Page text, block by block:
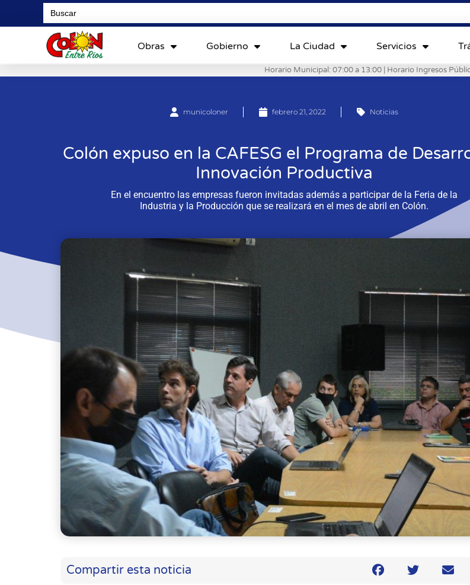
Search
for:
Obras Gobierno La Ciudad Servicios
Horario Municipal: 07:00 a 13:00 | Horario Ingresos
municoloner febrero 21, 2022 Noticias
Colón expuso en la CAFESG el Programa de
Innovación Productiva
En el encuentro las empresas fueron invitadas además a participar de la Feria de la
Industria y la Producción que se realizará en el mes de abril en Colón.
Compartir esta noticia